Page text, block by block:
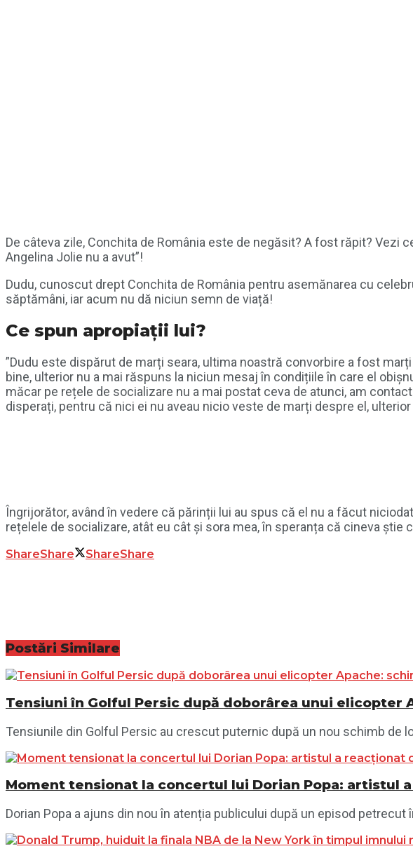
De câteva zile, Conchita de România este de negăsit? A fost răpit?
Angelina Jolie nu a avut”!
Dudu, cunoscut drept Conchita de România pentru asemănarea cu
săptămâni, iar acum nu dă niciun semn de viață!
Ce spun apropiații lui?
”Dudu este dispărut de marți seara, ultima noastră convorbire a fost
bine, ulterior nu a mai răspuns la niciun mesaj în condițiile în care el
măcar pe rețele de socializare nu a mai postat ceva de atunci, am
disperați, pentru că nici ei nu aveau nicio veste de marți despre el,
Îngrijorător, având în vedere că părinții lui au spus că el nu a făcut
rețelele de socializare, atât eu cât și sora mea, în speranța că cineva
ShareShare ShareShare
Postări Similare
Tensiuni în Golful Persic după doborârea unui elicopter
Tensiunile din Golful Persic au crescut puternic după un nou schimb de
Moment tensionat la concertul lui Dorian Popa: artistul
Dorian Popa a ajuns din nou în atenția publicului după un episod